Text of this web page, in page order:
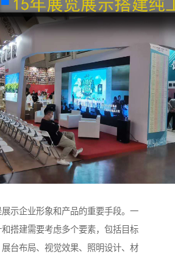
示企业形象和产品的重要手段。一
搭建需要考虑多个要素，包括目标
台布局、视觉效果、照明设计、材